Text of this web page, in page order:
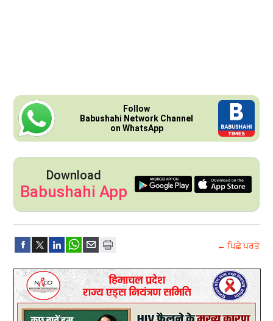
Follow
Babushahi Network Channel
on WhatsApp
Download
Babushahi App
← ਪਿਛੇ ਪਰਤੋ